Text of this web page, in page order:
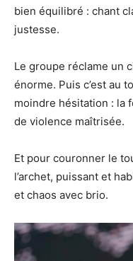
bien équilibré : chant
justesse.
Le groupe réclame un
énorme. Puis c’est au
moindre hésitation : la
de violence maîtrisée.
Et pour couronner le
l’archet, puissant et
et chaos avec brio.